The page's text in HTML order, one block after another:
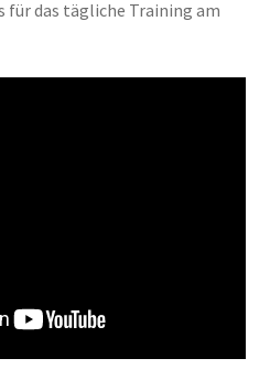
für das tägliche Training am